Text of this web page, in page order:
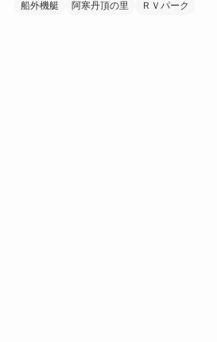
船外機艇
阿寒丹頂の里 ＲＶパーク